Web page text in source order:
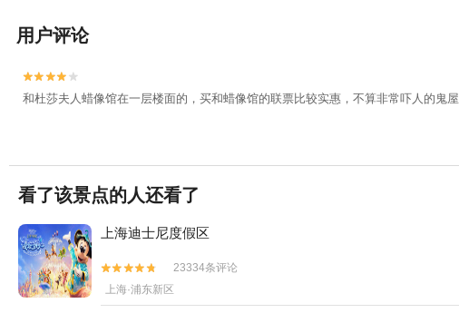
用户评论


和杜莎夫人蜡像馆在一层楼面的，买和蜡像馆的联票比较实惠，不算非常吓人的鬼屋
看了该景点的人还看了
上海迪士尼度假区


23334条评论
上海·浦东新区